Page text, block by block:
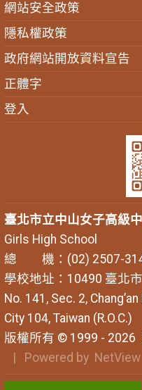
網站安全政策
隱私權政策
政府網站開放資料宣告
正體字
登入
臺北市立中山女子高級
Girls High School
總 機：(02) 2507-
學校地址：10490 臺北
No. 141, Sec. 2,
City 104, Taiwan (R.O.C.)
版權所有 © 1999 - 2026
| Powered by NetView